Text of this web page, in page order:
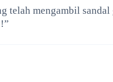
telah mengambil sandal